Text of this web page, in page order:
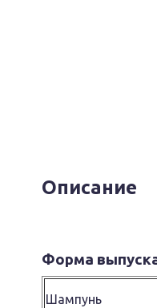
Описание
Форма
Шампунь